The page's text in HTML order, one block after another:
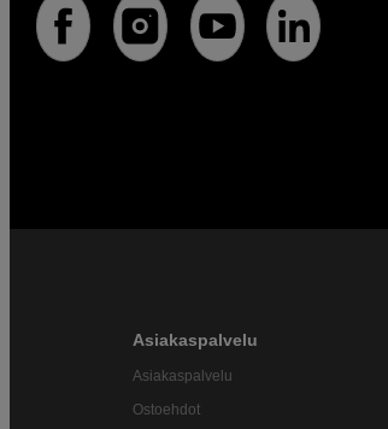
Asiakaspalvelu
Asiakaspalvelu
Ostoehdot